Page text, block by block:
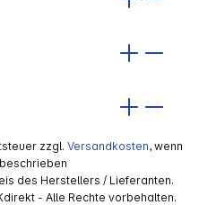
zzgl. Versandkosten, wenn
des Herstellers / Lieferanten.
- Alle Rechte vorbehalten.